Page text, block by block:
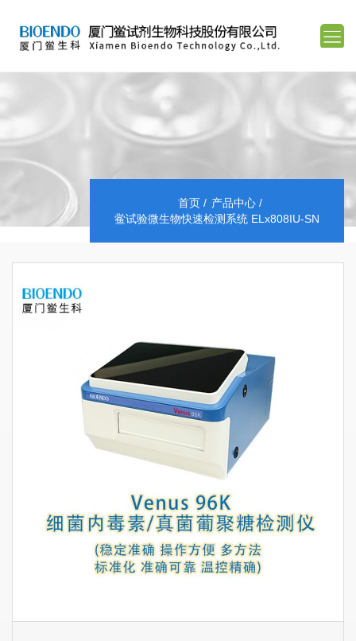
首页
产品中心
鲎试验微生物快速检测系统 ELx808IU-SN